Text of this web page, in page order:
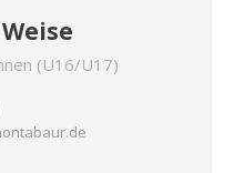
(U16/U17)